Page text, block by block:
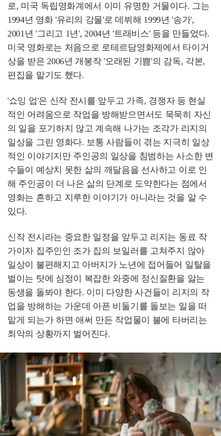
로, 미국 독립영화계에서 이미 유명한 거물이다. 그는
1994년 영화 '유리의 강물'로 데뷔해 1999년 '송가',
2001년 '그리고 1년', 2004년 '트래비스' 등을 만들었다.
미국 영화로는 처음으로 로테르담영화제에서 타이거
상을 받은 2006년 개봉작 '오래된 기쁨'의 감독, 각본,
편집을 맡기도 했다.
'쇼잉 업'은 신작 전시를 앞두고 가족, 경쟁자 등 현실
적인 어려움으로 작업을 방해받으면서도 묵묵히 자신
의 일을 포기하지 않고 계속해 나가는 조각가 리지의
일상을 그린 영화다. 보통 사람들이 겪는 지극히 일상
적인 이야기지만 주인공의 일상을 침범하는 사소한 변
수들이 예상치 못한 삶의 깨달음을 선사하고 이로 인
해 주인공이 더 나은 삶의 단계로 도약한다는 점에서
영화는 흔하고 지루한 이야기가 아니라는 것을 알 수
있다.
신작 전시라는 중요한 일정을 앞두고 리지는 동료 작
가이자 집주인인 조가 집의 보일러를 고쳐주지 않아
일상이 불편해지고 아버지가 노년에 접어들어 일탈을
벌이는 탓에 심정이 복잡한 와중에 정신질환을 앓는
동생을 돌봐야 한다. 이미 다양한 사건들이 리지의 작
업을 방해하는 가운데 아픈 비둘기를 돌보는 일을 떠
맡게 되는가 하면 애써 만든 작업물이 불에 타버리는
최악의 상황까지 벌어진다.